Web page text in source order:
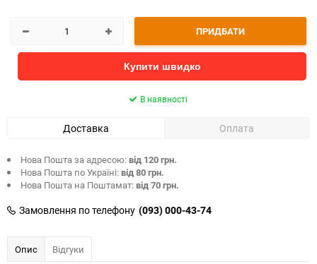
ПРИДБАТИ
Купити швидко
В наявності
Доставка Оплата
Нова Пошта за адресою:від 120 грн.
Нова Пошта по Україні:від 80 грн.
Нова Пошта на Поштамат:від 70 грн.
Замовлення по телефону (093) 000-43-74
Опис Відгуки